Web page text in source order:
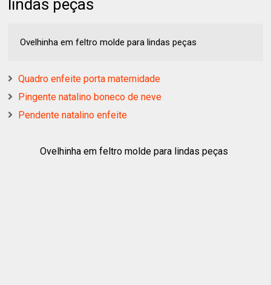
lindas peças
Ovelhinha em feltro molde para lindas peças
Quadro enfeite porta maternidade
Pingente natalino boneco de neve
Pendente natalino enfeite
Ovelhinha em feltro molde para lindas peças